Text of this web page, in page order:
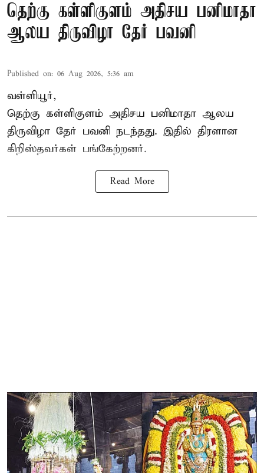
தெற்கு கள்ளிகுளம் அதிசய பனிமாதா
ஆலய திருவிழா தேர் பவனி
Published on: 06 Aug 2026, 5:36 am
வள்ளியூர்,
தெற்கு கள்ளிகுளம் அதிசய பனிமாதா ஆலய
திருவிழா தேர் பவனி நடந்தது. இதில் திரளான
கிறிஸ்தவர்கள் பங்கேற்றனர்.
Read More